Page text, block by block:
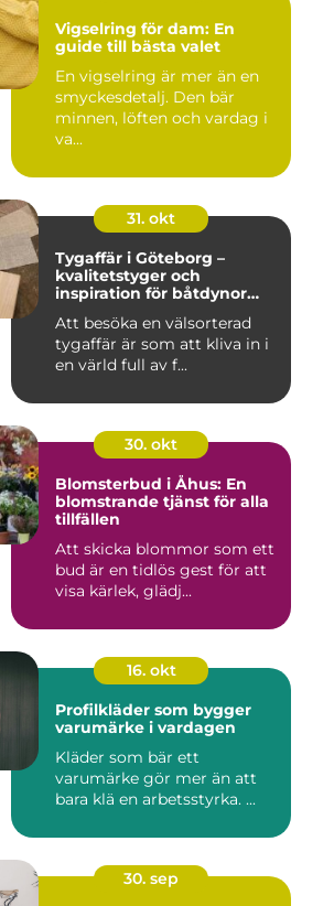
Vigselring för dam: En
guide till bästa valet
En vigselring är mer än en
smyckesdetalj. Den bär
minnen, löften och vardag i
va...
31. okt
Tygaffär i Göteborg –
kvalitetstyger och
inspiration för båtdynor
Att besöka en välsorterad
tygaffär är som att kliva in i
en värld full av f...
30. okt
Blomsterbud i Åhus: En
blomstrande tjänst för alla
tillfällen
Att skicka blommor som ett
bud är en tidlös gest för att
visa kärlek, glädj...
16. okt
Profilkläder som bygger
varumärke i vardagen
Kläder som bär ett
varumärke gör mer än att
bara klä en arbetsstyrka. ...
30. sep